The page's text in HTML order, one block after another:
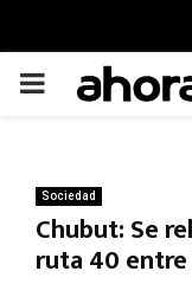
PRIMARY
Sociedad
Chubut: Se
ruta 40 entre